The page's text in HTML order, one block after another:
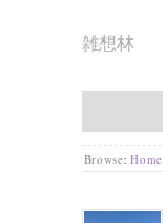
雑想林
Browse: Home